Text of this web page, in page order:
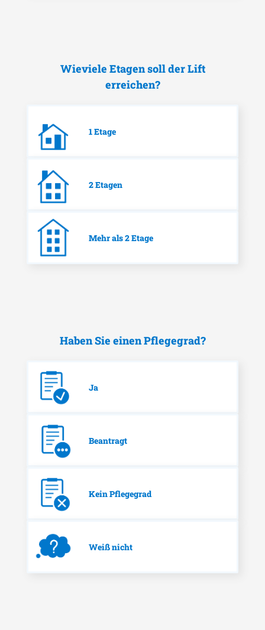
Wieviele Etagen soll der Lift
erreichen?
1 Etage
2 Etagen
Mehr als 2 Etage
Haben Sie einen Pflegegrad?
Ja
Beantragt
Kein Pflegegrad
Weiß nicht